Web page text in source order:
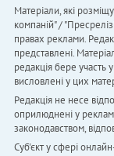
Матеріали, які
компаній" /
правах реклами.
представлені.
редакція бере участь
висловлені у цих
Редакція не несе
оприлюднені у
законодавством,
Cуб'єкт у сфері